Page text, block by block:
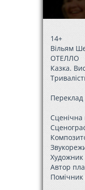
14+
Вільям
ОТЕЛЛО
Казка.
Переклад
Художник
Автор